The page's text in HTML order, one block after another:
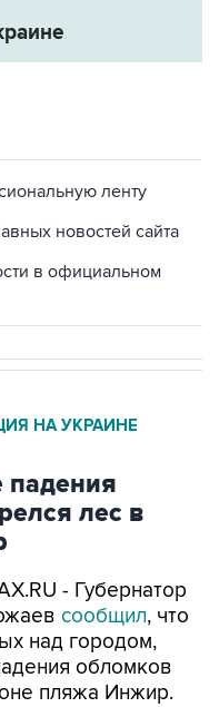
ленту
новостей сайта
в официальном
НА УКРАИНЕ
падения
лес в
- Губернатор
сообщил, что
над городом,
обломков
пляжа Инжир.